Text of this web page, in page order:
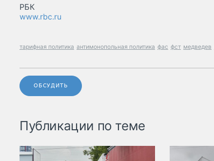
РБК
www.rbc.ru
тарифная политика антимонопольная политика фас фст медведев
ОБСУДИТЬ
Публикации по теме